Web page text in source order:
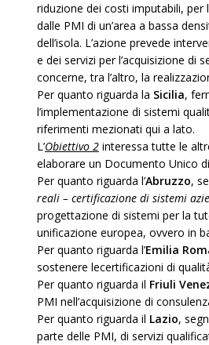
riduzione dei costi imputabili, per
dalle PMI di un’area a bassa
dell’isola. L’azione prevede
e dei servizi per l’acquisizione di
concerne, tra l’altro, la
Per quanto riguarda la Sicilia,
l’implementazione di sistemi
riferimenti mezionati qui a lato.
L’Obiettivo 2 interessa tutte le
elaborare un Documento Unico
Per quanto riguarda l’Abruzzo,
reali – certificazione di sistemi
progettazione di sistemi per la
unificazione europea, ovvero in
Per quanto riguarda l’Emilia
sostenere lecertificazioni di
Per quanto riguarda il Friuli
PMI nell’acquisizione di
Per quanto riguarda il Lazio,
parte delle PMI, di servizi